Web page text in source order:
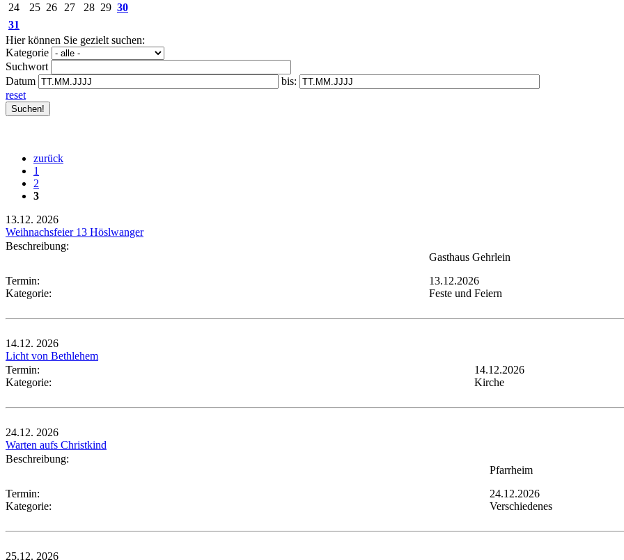
24
25 26 27 28 29 30
31
Hier können Sie gezielt suchen:
Kategorie
Suchwort
Datum
bis:
reset
zurück
1
2
3
13.12. 2026
Weihnachsfeier 13 Höslwanger
Beschreibung:
Gasthaus Gehrlein
Termin:
13.12.2026
Kategorie:
Feste und Feiern
14.12. 2026
Licht von Bethlehem
Termin:
14.12.2026
Kategorie:
Kirche
24.12. 2026
Warten aufs Christkind
Beschreibung:
Pfarrheim
Termin:
24.12.2026
Kategorie:
Verschiedenes
25.12. 2026